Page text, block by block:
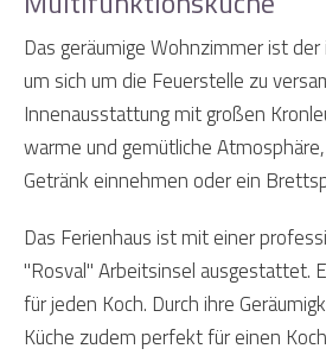
Das geräumige Wohnzimmer ist
um sich um die Feuerstelle zu
Innenausstattung mit großen
warme und gemütliche
Getränk einnehmen oder ein
Das Ferienhaus ist mit einer
"Rosval" Arbeitsinsel ausgestattet.
für jeden Koch. Durch ihre
Küche zudem perfekt für einen